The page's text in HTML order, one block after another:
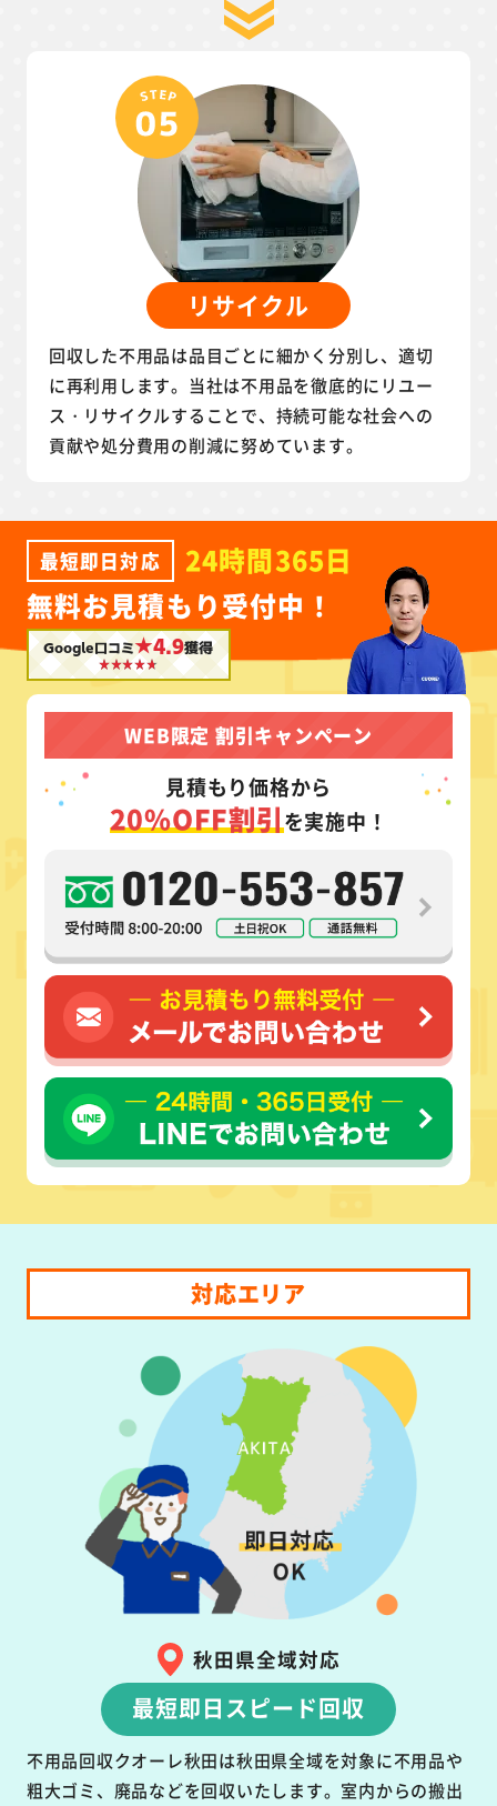
リサイクル
回収した不用品は品目ごとに細かく分別し、適切
に再利用します。当社は不用品を徹底的にリユー
ス・リサイクルすることで、持続可能な社会への
貢献や処分費用の削減に努めています。
最短即日対応
24時間365日
無料お見積もり受付中！
Google口コミ★4.9獲得
WEB限定 割引キャンペーン
見積もり価格から
20%OFF割引を実施中！
対応エリア
秋田県全域対応
最短即日スピード回収
不用品回収クオーレ秋田は秋田県全域を対象に不用品や
粗大ゴミ、廃品などを回収いたします。室内からの搬出